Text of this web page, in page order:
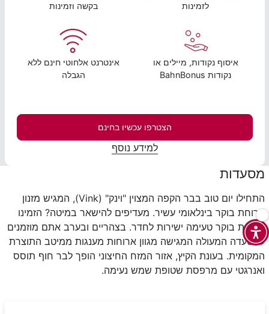
לזמינות
בקשה וזמינות
איסוף נקודות, מיילים או
נקודות BahnBonus
אינטרנט אלחוטי חינם ללא
הגבלה
הצטרפו עכשיו בחינם
למידע נוסף
מסעדות
התחילו יום טוב בבר הקפה המצוין "וינק" (Vink), המגיש מזנון
ארוחת בוקר בינלאומי עשיר. מעדיפים להישאר במיטה? הזמינו
ארוחת בוקר טעימה ישירות לחדר. בצהריים ובערב אתם מוזמנים
למסעדה המעולה המגישה מגוון ארוחות מענגות ממיטב התוצרת
המקומית. בעונת הקיץ, אזור המזח החיצוני הופך לבר חוף תוסס
ואנרגטי עם מרפסת שטופת שמש נעימה.